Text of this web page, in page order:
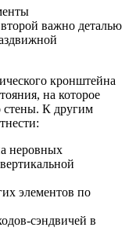
важно деталью
кронштейна
на которое
стены. К другим
неровных
элементов по
сэндвичей в